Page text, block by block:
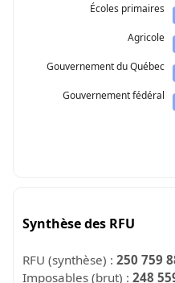
Écoles primaires
Agricole
Gouvernement du Québec
Gouvernement fédéral
Synthèse des RFU
RFU (synthèse) :250 759
Imposables (brut) :248